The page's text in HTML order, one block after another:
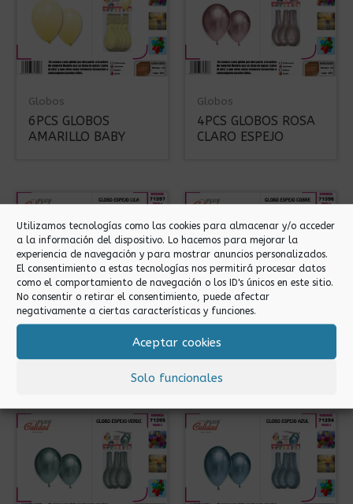
Utilizamos tecnologías como las cookies para almacenar y/o acceder
a la información del dispositivo. Lo hacemos para mejorar la
experiencia de navegación y para mostrar anuncios personalizados.
El consentimiento a estas tecnologías nos permitirá procesar datos
como el comportamiento de navegación o los ID's únicos en este sitio.
No consentir o retirar el consentimiento, puede afectar
negativamente a ciertas características y funciones.
Aceptar cookies
Solo funcionales
Globos
6PCS GLOBOS
AMARILLO BABY
Globos
4PCS GLOBOS ROSA
CLARO ESPEJO
Globos
4PCS GLOBOS LILA
ESPEJO
Globos
4PCS GLOBOS COBRE
ESPEJO